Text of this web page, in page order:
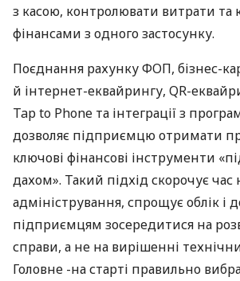
з касою, контролювати витрати та
фінансами з одного застосунку.
Поєднання рахунку ФОП, бізнес-
й інтернет-еквайрингу, QR-
Tap to Phone та інтеграції з
дозволяє підприємцю отримати
ключові фінансові інструменти
дахом». Такий підхід скорочує час
адміністрування, спрощує облік і
підприємцям зосередитися на
справи, а не на вирішенні
Головне -на старті правильно